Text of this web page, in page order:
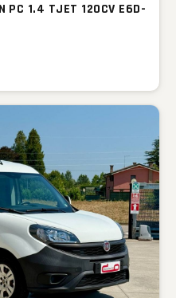
PC 1.4 TJET 120CV E6D-